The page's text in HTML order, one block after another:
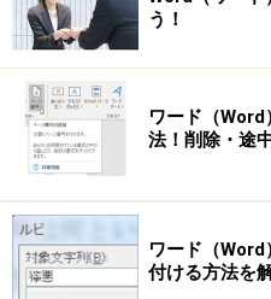
う！
ワード（
法！削除・途
ワード（
付ける方法を